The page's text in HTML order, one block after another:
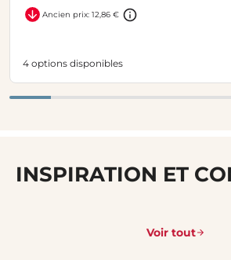
Ancien prix: 12,86 €
4 options disponibles
INSPIRATION ET
Voir tout